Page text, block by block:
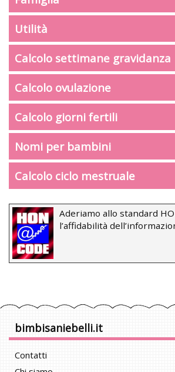
Utilità
Calcolo settimane gravidanza
Calcolo ovulazione
Calcolo giorni fertili
Nomi per bambini
Calcolo ciclo mestruale
Aderiamo allo standard
l’affidabilità
bimbisaniebelli.it
Contatti